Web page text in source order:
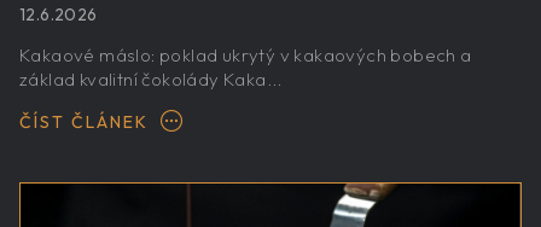
12.6.2026
Kakaové máslo: poklad ukrytý v kakaových bobech a
základ kvalitní čokolády Kaka...
ČÍST ČLÁNEK